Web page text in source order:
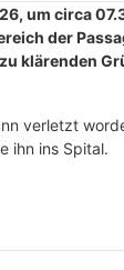
um circa
der
klärenden
verletzt
ihn ins Spital.